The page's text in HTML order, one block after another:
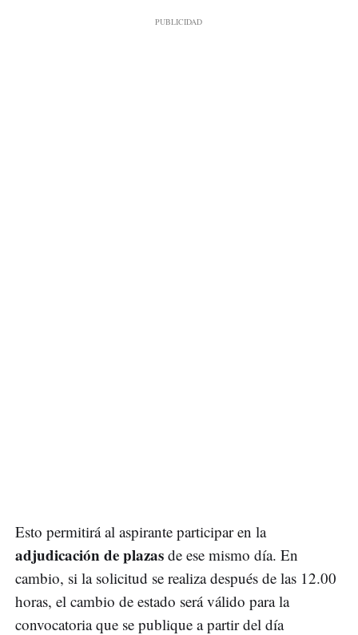
Esto permitirá al aspirante participar en la
adjudicación de plazas de ese mismo día. En
cambio, si la solicitud se realiza después de las 12.00
horas, el cambio de estado será válido para la
convocatoria que se publique a partir del día